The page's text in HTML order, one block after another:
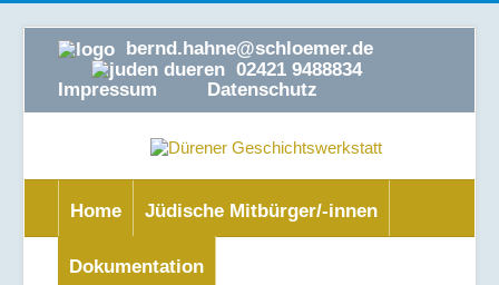
bernd.hahne@schloemer.de
02421 9488834
Impressum
Datenschutz
Home Jüdische Mitbürger/-innen
Dokumentation